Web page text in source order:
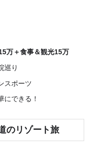
万＋食事＆観光15万
巡り
スポーツ
にできる！
のリゾート旅